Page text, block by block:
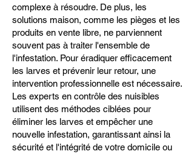
complexe à résoudre. De plus, les
solutions maison, comme les pièges et les
produits en vente libre, ne parviennent
souvent pas à traiter l'ensemble de
l'infestation. Pour éradiquer efficacement
les larves et prévenir leur retour, une
intervention professionnelle est nécessaire.
Les experts en contrôle des nuisibles
utilisent des méthodes ciblées pour
éliminer les larves et empêcher une
nouvelle infestation, garantissant ainsi la
sécurité et l'intégrité de votre domicile ou